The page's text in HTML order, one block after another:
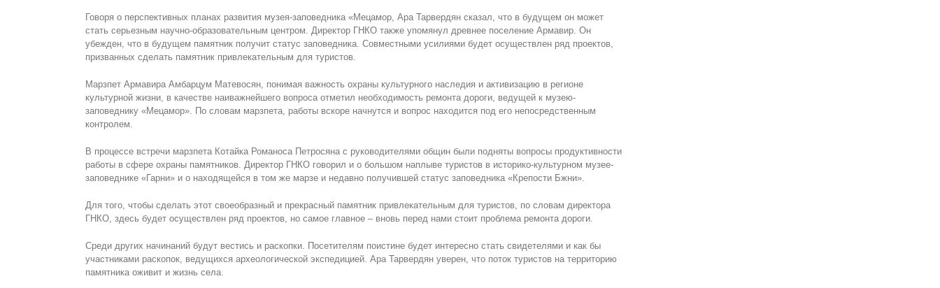
Говоря о перспективных планах развития музея-заповедника «Мецамор, Ара Тарвердян сказал, что в будущем он может
стать серьезным научно-образовательным центром. Директор ГНКО также упомянул древнее поселение Армавир. Он
убежден, что в будущем памятник получит статус заповедника. Совместными усилиями будет осуществлен ряд проектов,
призванных сделать памятник привлекательным для туристов.
Марзпет Армавира Амбарцум Матевосян, понимая важность охраны культурного наследия и активизацию в регионе
культурной жизни, в качестве наиважнейшего вопроса отметил необходимость ремонта дороги, ведущей к музею-
заповеднику «Мецамор». По словам марзпета, работы вскоре начнутся и вопрос находится под его непосредственным
контролем.
В процессе встречи марзпета Котайка Романоса Петросяна с руководителями общин были подняты вопросы продуктивности
работы в сфере охраны памятников. Директор ГНКО говорил и о большом наплыве туристов в историко-культурном музее-
заповеднике «Гарни» и о находящейся в том же марзе и недавно получившей статус заповедника «Крепости Бжни».
Для того, чтобы сделать этот своеобразный и прекрасный памятник привлекательным для туристов, по словам директора
ГНКО, здесь будет осуществлен ряд проектов, но самое главное – вновь перед нами стоит проблема ремонта дороги.
Среди других начинаний будут вестись и раскопки. Посетителям поистине будет интересно стать свидетелями и как бы
участниками раскопок, ведущихся археологической экспедицией. Ара Тарвердян уверен, что поток туристов на территорию
памятника оживит и жизнь села.